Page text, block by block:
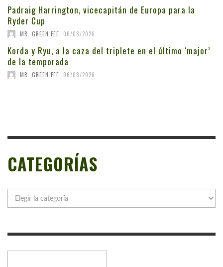
Padraig Harrington, vicecapitán de Europa para la
Ryder Cup
MR. GREEN FEE 06/08/2026
Korda y Ryu, a la caza del triplete en el último ‘major’
de la temporada
MR. GREEN FEE 06/08/2026
CATEGORÍAS